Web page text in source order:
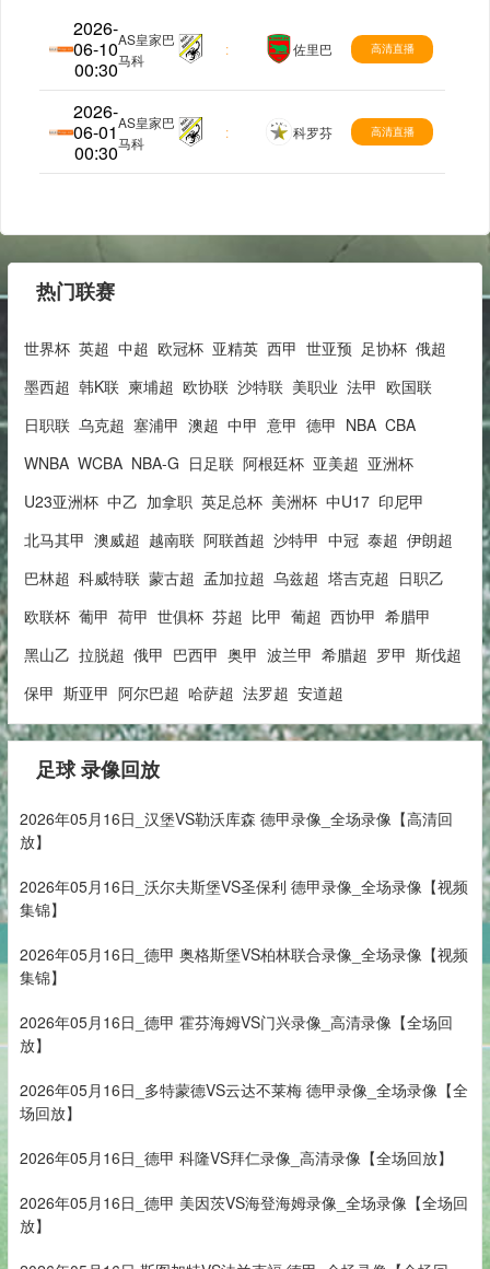
2026-
06-10
00:30
马里甲
AS皇家巴
马科
: 佐里巴 高清直播
2026-
06-01
00:30
马里甲
AS皇家巴
马科
: 科罗芬 高清直播
热门联赛
世界杯 英超 中超 欧冠杯 亚精英 西甲 世亚预 足协杯 俄超
墨西超 韩K联 柬埔超 欧协联 沙特联 美职业 法甲 欧国联
日职联 乌克超 塞浦甲 澳超 中甲 意甲 德甲 NBA CBA
WNBA WCBA NBA-G 日足联 阿根廷杯 亚美超 亚洲杯
U23亚洲杯 中乙 加拿职 英足总杯 美洲杯 中U17 印尼甲
北马其甲 澳威超 越南联 阿联酋超 沙特甲 中冠 泰超 伊朗超
巴林超 科威特联 蒙古超 孟加拉超 乌兹超 塔吉克超 日职乙
欧联杯 葡甲 荷甲 世俱杯 芬超 比甲 葡超 西协甲 希腊甲
黑山乙 拉脱超 俄甲 巴西甲 奥甲 波兰甲 希腊超 罗甲 斯伐超
保甲 斯亚甲 阿尔巴超 哈萨超 法罗超 安道超
足球 录像回放
2026年05月16日_汉堡VS勒沃库森 德甲录像_全场录像【高清回
放】
2026年05月16日_沃尔夫斯堡VS圣保利 德甲录像_全场录像【视频
集锦】
2026年05月16日_德甲 奥格斯堡VS柏林联合录像_全场录像【视频
集锦】
2026年05月16日_德甲 霍芬海姆VS门兴录像_高清录像【全场回
放】
2026年05月16日_多特蒙德VS云达不莱梅 德甲录像_全场录像【全
场回放】
2026年05月16日_德甲 科隆VS拜仁录像_高清录像【全场回放】
2026年05月16日_德甲 美因茨VS海登海姆录像_全场录像【全场回
放】